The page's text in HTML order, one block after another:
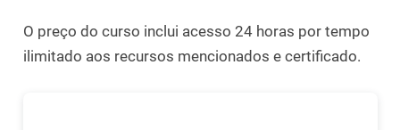
O preço do curso inclui acesso 24 horas por tempo
ilimitado aos recursos mencionados e certificado.